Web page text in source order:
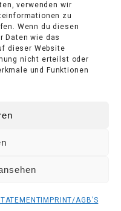
verwenden wir
zu
Wenn du diesen
Daten wie das
dieser Website
nicht erteilst oder
und Funktionen
IMPRINT/AGB’S
kitchen
with the
2025